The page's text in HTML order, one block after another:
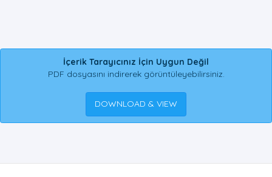
İçerik Tarayıcınız İçin Uygun Değil
PDF dosyasını indirerek görüntüleyebilirsiniz.
DOWNLOAD & VIEW